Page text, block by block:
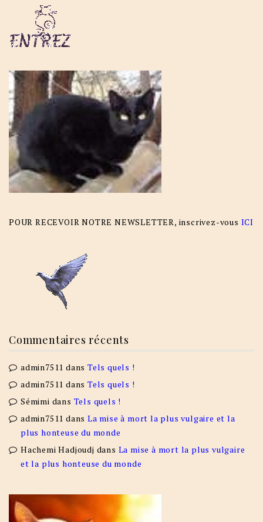
POUR RECEVOIR NOTRE NEWSLETTER, inscrivez-vous ICI
Commentaires récents
admin7511 dansTels quels !
admin7511 dansTels quels !
Sémimi dans Tels quels !
admin7511 dansLa mise à mort la plus vulgaire et la
plus honteuse du monde
Hachemi Hadjoudj dans La mise à mort la plus vulgaire
et la plus honteuse du monde